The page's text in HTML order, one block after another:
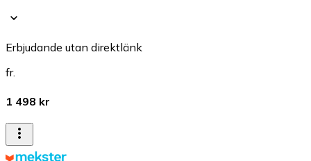
Erbjudande utan direktlänk
fr.
1 498 kr